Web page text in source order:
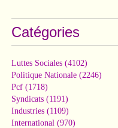
Catégories
Luttes Sociales (4102)
Politique Nationale (2246)
Pcf (1718)
Syndicats (1191)
Industries (1109)
International (970)